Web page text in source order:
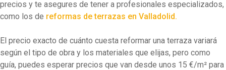
precios y te asegures de tener a profesionales especializados,
como los de reformas de terrazas en Valladolid.
El precio exacto de cuánto cuesta reformar una terraza variará
según el tipo de obra y los materiales que elijas, pero como
guía, puedes esperar precios que van desde unos 15 €/m² para